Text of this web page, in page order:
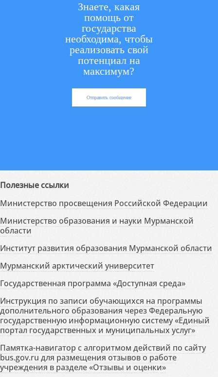
Знаете, какая
помощь от
государства
необходима, чтобы
реализовать свой
потенциал на
максимум?
Отправить сообщение
Полезные ссылки
Министерство просвещения Российской Федерации
Министерство образования и науки Мурманской
области
Институт развития образования Мурманской области
Мурманский арктический университет
Государственная программа «Доступная среда»
Инструкция по записи обучающихся на программы
дополнительного образования через Федеральную
государственную информационную систему «Единый
портал государственных и муниципальных услуг»
Памятка-навигатор с алгоритмом действий по сайту
bus.gov.ru для размещения отзывов о работе
учреждения в разделе «Отзывы и оценки»